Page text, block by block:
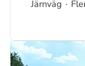
Järnväg ·